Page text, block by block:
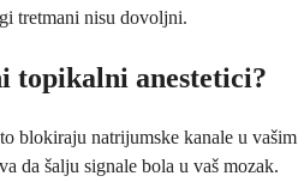
tretmani nisu dovoljni.
topikalni anestetici?
blokiraju natrijumske kanale u vašim
da šalju signale bola u vaš mozak.